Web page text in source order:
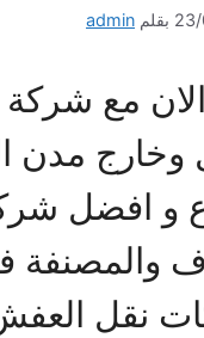
بقلم admin
مع شركة
وخارج مدن
و افضل
والمصنفة
نقل